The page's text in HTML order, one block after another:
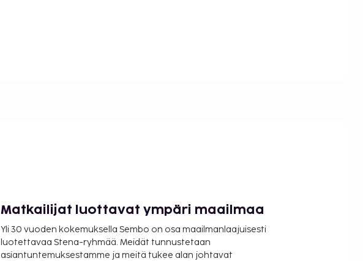
Matkailijat luottavat ympäri maailmaa
Yli 30 vuoden kokemuksella Sembo on osa maailmanlaajuisesti
luotettavaa Stena-ryhmää. Meidät tunnustetaan
asiantuntemuksestamme ja meitä tukee alan johtavat